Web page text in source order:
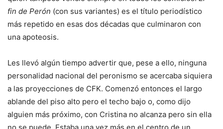
fin de Perón (con sus variantes) es el título periodístico
más repetido en esas dos décadas que culminaron con
una apoteosis.
Les llevó algún tiempo advertir que, pese a ello, ninguna
personalidad nacional del peronismo se acercaba siquiera
a las proyecciones de CFK. Comenzó entonces el largo
ablande del piso alto pero el techo bajo o, como dijo
alguien más próximo, con Cristina no alcanza pero sin ella